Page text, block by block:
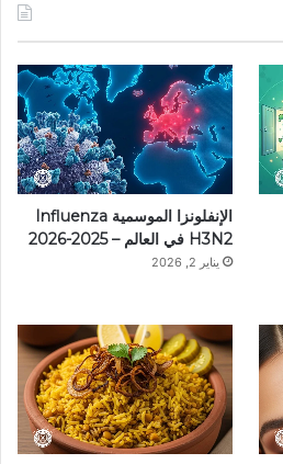
الإنفلونزا الموسمية Influenza
H3N2 في العالم – 2025-2026
يناير 2, 2026